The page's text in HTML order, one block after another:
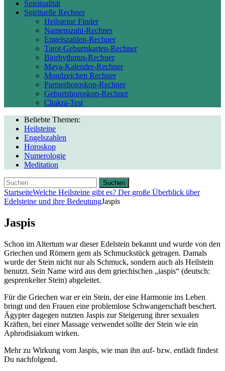
Spiritualität
Spirituelle Rechner
Heilsteine Finder
Namenszahl-Rechner
Engelszahlen-Rechner
Tarot-Geburtskarten-Rechner
Biorhythmus-Rechner
Maya-Kalender-Rechner
Mondzeichen Rechner
Partnerhoroskop-Rechner
Geburtshoroskop-Rechner
Chakra-Test
Beliebte Themen:
Heilsteine
Engelszahlen
Horoskop
Numerologie
Meditation
Suchen
nach:
StartseiteWelche Heilsteine gibt es? Der große Überblick über
Edelsteine und ihre BedeutungJaspis
Jaspis
Schon im Altertum war dieser Edelstein bekannt und wurde von den
Griechen und Römern gern als Schmuckstück getragen. Damals
wurde der Stein nicht nur als Schmuck, sondern auch als Heilstein
benutzt. Sein Name wird aus dem griechischen „iaspis“ (deutsch:
gesprenkelter Stein) abgeleitet.
Für die Griechen war er ein Stein, der eine Harmonie ins Leben
bringt und den Frauen eine problemlose Schwangerschaft beschert.
Ägypter dagegen nutzten Jaspis zur Steigerung ihrer sexualen
Kräften, bei einer Massage verwendet sollte der Stein wie ein
Aphrodisiakum wirken.
Mehr zu Wirkung vom Jaspis, wie man ihn auf- bzw. entlädt findest
Du nachfolgend.